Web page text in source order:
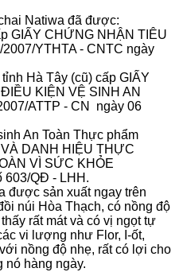
Natiwa đã được:
GIẤY CHỨNG NHẬN TIÊU
YTHTA - CNTC ngày
Hà Tây (cũ) cấp GIẤY
KIỆN VỆ SINH AN
ATTP - CN ngày 06
An Toàn Thực phẩm
DANH HIỆU THỰC
VÌ SỨC KHỎE
603/QĐ - LHH.
được sản xuất ngay trên
núi Hòa Thạch, có nồng độ
rất mát và có vị ngọt tự
vi lượng như Flor, I-ốt,
nồng độ nhẹ, rất có lợi cho
hàng ngày.